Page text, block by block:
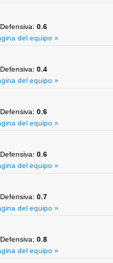
Defensiva: 0.6
del equipo »
Defensiva: 0.4
del equipo »
Defensiva: 0.6
del equipo »
Defensiva: 0.6
del equipo »
Defensiva: 0.7
del equipo »
Defensiva: 0.8
del equipo »